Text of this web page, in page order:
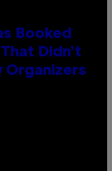
Booked
Didn’t
Organizers